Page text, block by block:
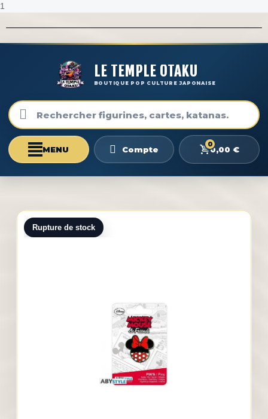
1
LE TEMPLE OTAKU
BOUTIQUE POP CULTURE JAPONAISE
Compte
0
0,00 €
Rupture de stock